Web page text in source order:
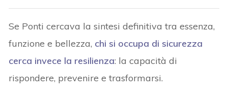
Se Ponti cercava la sintesi definitiva tra essenza,
funzione e bellezza, chi si occupa di sicurezza
cerca invece la resilienza: la capacità di
rispondere, prevenire e trasformarsi.